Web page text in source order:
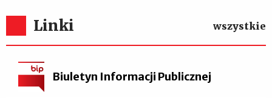
Linki wszystkie
Biuletyn Informacji Publicznej